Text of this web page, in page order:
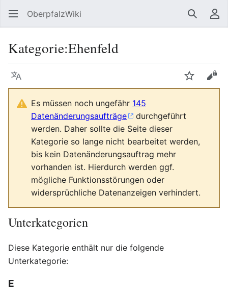
OberpfalzWiki Suchen
Kategorie:Ehenfeld
Sprache
Es müssen noch ungefähr 145
Datenänderungsaufträge
durchgeführt
werden. Daher sollte die Seite dieser
Kategorie so lange nicht bearbeitet werden,
bis kein Datenänderungsauftrag mehr
vorhanden ist. Hierdurch werden ggf.
mögliche Funktionsstörungen oder
widersprüchliche Datenanzeigen verhindert.
Unterkategorien
Diese Kategorie enthält nur die folgende
Unterkategorie:
E